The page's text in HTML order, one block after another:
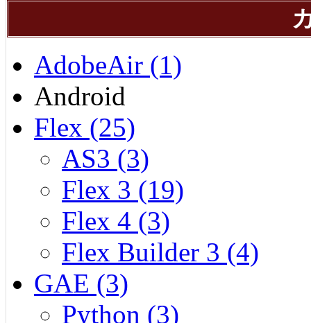
AdobeAir (1)
Android
Flex (25)
AS3 (3)
Flex 3 (19)
Flex 4 (3)
Flex Builder 3 (4)
GAE (3)
Python (3)